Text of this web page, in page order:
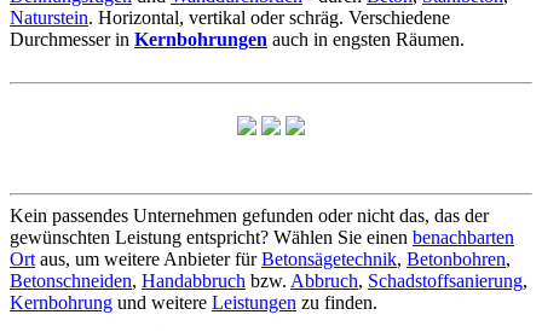
Naturstein. Horizontal, vertikal oder schräg. Verschiedene
Durchmesser in Kernbohrungen auch in engsten Räumen.
Kein passendes Unternehmen gefunden oder nicht das, das der
gewünschten Leistung entspricht? Wählen Sie einen benachbarten
Ort aus, um weitere Anbieter fürBetonsägetechnik, Betonbohren,
Betonschneiden, Handabbruch bzw. Abbruch, Schadstoffsanierung,
Kernbohrung und weitere Leistungen zu finden.